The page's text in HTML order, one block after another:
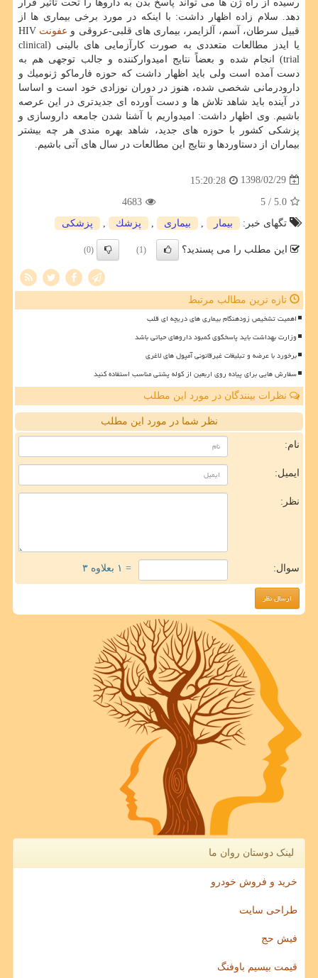
رسیده از راه ژن ها می تواند پاسخ بدن به داروها را تحت تأثیر قرار
دهد. سلام زاده اظهار داشت: با اینكه در مورد برخی بیماری ها از
قبیل سرطان، آسم، آلزایمر، بیماری های قلبی-عروقی و عفونت HIV
یا ایدز مطالعات متعددی به صورت كارآزمایی های بالینی (clinical
trial) انجام شده و بعضاً نتایج امیدواركننده و جالب توجهی هم به
دست آمده است ولی باید اظهار داشت كه حوزه فارماكو ژنومیك و
دارودرمانی شخصی شده، هنوز در دوران نوزادی خود است و اساسا
در آینده باید شاهد تلاش ها و دست آورده ای جدیدتری در این عرصه
باشیم. وی اظهار داشت: امیدواریم با آشنا شدن جامعه داروسازی و
پزشكی كشور با حوزه های جدید، شاهد بهره مندی هر چه بیشتر
بیماران از دستاوردها و نتایج این مطالعات در سال های آتی باشیم.
1398/02/29
15:20:28
5.0
/ 5
4683
تگهای خبر:
بیمار بیماری پزشك پزشكی
این مطلب را می پسندید؟ (1)
(0)
تازه ترین مطالب مرتبط
اهمیت تشخیص زودهنگام بیماری های دریچه ای قلب
وزارت بهداشت باید پاسخگوی کمبود داروهای حیاتی باشد
برخورد با عرضه و تبلیغات غیرقانونی آمپول های لاغری
سفارش هایی برای پیاده روی اربعین از کوله پشتی مناسب استفاده کنید
نظرات بینندگان در مورد این مطلب
نظر شما در مورد این مطلب
نام:
ایمیل:
نظر:
سوال: = ۱ بعلاوه ۳
لینک دوستان روان ما
خرید و فروش خودرو
طراحی سایت
فیش حج
قیمت بیسیم باوفنگ